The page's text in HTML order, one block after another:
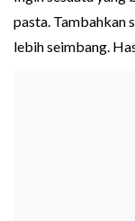
pasta. Tambahkan
lebih seimbang.